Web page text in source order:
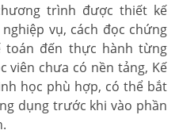
trình được thiết kế
vụ, cách đọc chứng
toán đến thực hành từng
viên chưa có nền tảng, Kế
học phù hợp, có thể bắt
dụng trước khi vào phần